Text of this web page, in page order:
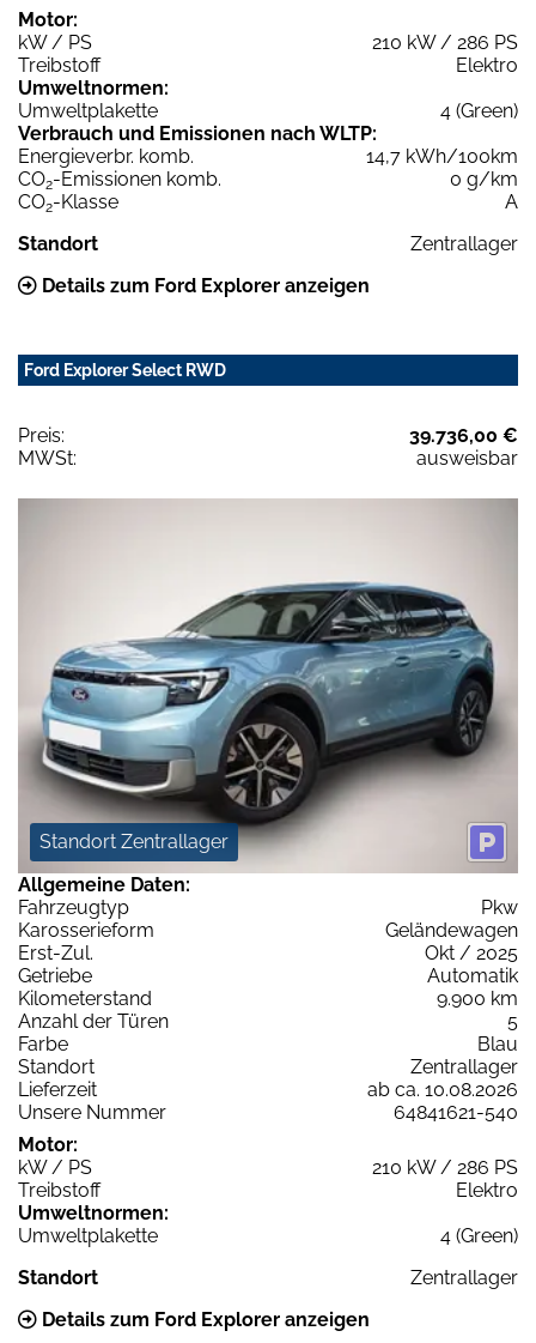
Motor:
kW / PS
210 kW / 286 PS
Treibstoff
Elektro
Umweltnormen:
Umweltplakette
4 (Green)
Verbrauch und Emissionen nach WLTP:
Energieverbr. komb.
14,7 kWh/100km
CO2-Emissionen komb.
0 g/km
CO2-Klasse
A
Standort
Zentrallager
Details zum Ford Explorer anzeigen
Ford Explorer Select RWD
Preis:
39.736,00 €
MWSt:
ausweisbar
Standort Zentrallager
Allgemeine Daten:
Fahrzeugtyp
Pkw
Karosserieform
Geländewagen
Erst-Zul.
Okt / 2025
Getriebe
Automatik
Kilometerstand
9.900 km
Anzahl der Türen
5
Farbe
Blau
Standort
Zentrallager
Lieferzeit
ab ca. 10.08.2026
Unsere Nummer
64841621-540
Motor:
kW / PS
210 kW / 286 PS
Treibstoff
Elektro
Umweltnormen:
Umweltplakette
4 (Green)
Standort
Zentrallager
Details zum Ford Explorer anzeigen